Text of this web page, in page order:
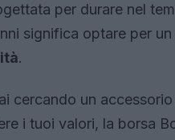
per durare nel
significa optare per
.
cercando un
i tuoi valori, la borsa